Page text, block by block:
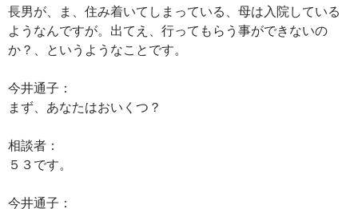
長男が、ま、住み着いてしまっている、母は入院している
ようなんですが。出てえ、行ってもらう事ができないの
か？、というようなことです。
今井通子：
まず、あなたはおいくつ？
相談者：
５３です。
今井通子：